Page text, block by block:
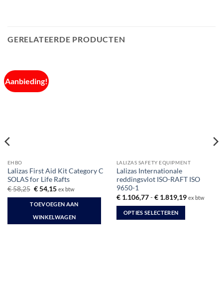
GERELATEERDE PRODUCTEN
Aanbieding!
EHBO
Lalizas First Aid Kit Category C
SOLAS for Life Rafts
€58,25 Oorspronkelijke
was:
€ 58,25.
€54,15Huidige
is:
€ 54,15.
ex btw
TOEVOEGEN AAN
WINKELWAGEN
LALIZAS SAFETY EQUIPMENT
Lalizas Internationale
reddingsvlot ISO-RAFT ISO
9650-1
€1.106,77 - €1.819,19Prijsklasse:
ex btw
OPTIES SELECTEREN